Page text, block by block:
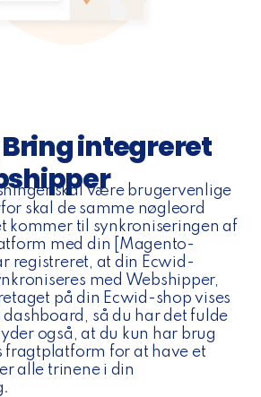
Bring integreret
skal være brugervenlige
skal de samme nøgleord
kommer til synkroniseringen af
med din [Magento-
registreret, at din Ecwid-
med Webshipper,
på din Ecwid-shop vises
dashboard, så du har det fulde
også, at du kun har brug
fragtplatform for at have et
alle trinene i din